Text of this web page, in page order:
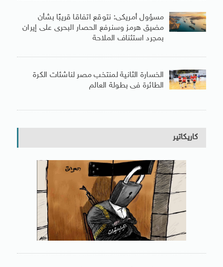
مسؤول أمريكى: نتوقع اتفاقا قريبًا بشأن
مضيق هرمز وسنرفع الحصار البحرى على إيران
بمجرد استئناف الملاحة
الخسارة الثانية لمنتخب مصر لناشئات الكرة
الطائرة فى بطولة العالم
كاريكاتير